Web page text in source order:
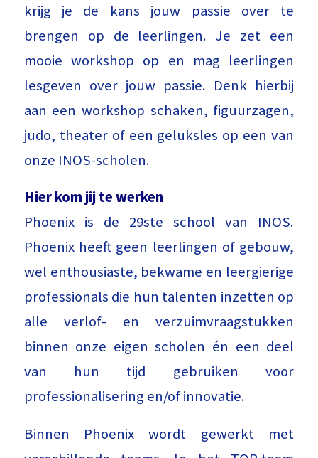
krijg je de kans jouw passie over te
brengen op de leerlingen. Je zet een
mooie workshop op en mag leerlingen
lesgeven over jouw passie. Denk hierbij
aan een workshop schaken, figuurzagen,
judo, theater of een geluksles op een van
onze INOS-scholen.
Hier kom jij te werken
Phoenix is de 29ste school van INOS.
Phoenix heeft geen leerlingen of gebouw,
wel enthousiaste, bekwame en leergierige
professionals die hun talenten inzetten op
alle verlof- en verzuimvraagstukken
binnen onze eigen scholen én een deel
van hun tijd gebruiken voor
professionalisering en/of innovatie.
Binnen Phoenix wordt gewerkt met